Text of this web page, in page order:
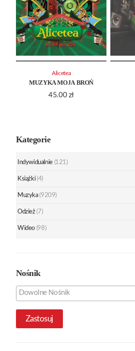
MUZYKA MOJA BROŃ
45.00 zł
Alicetea
Kategorie
Indywidualnie (121)
Książki (4)
Muzyka (9209)
Odzież (7)
Wideo (98)
Nośnik
Zastosuj